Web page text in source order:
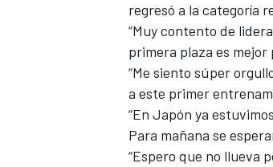
regresó a la categoría
“Muy contento de
primera plaza es mejor
“Me siento súper
a este primer
“En Japón ya
Para mañana se
“Espero que no llueva